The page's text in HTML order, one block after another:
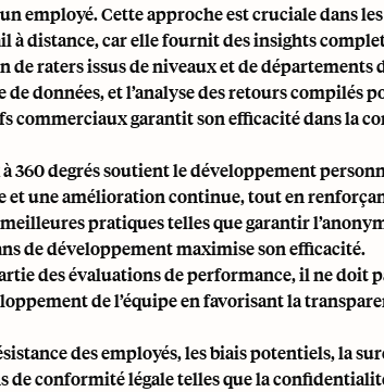
employé. Cette approche est cruciale dans les
à distance, car elle fournit des insights
de raters issus de niveaux et de
données, et l’analyse des retours compilés
commerciaux garantit son efficacité dans la
360 degrés soutient le développement
une amélioration continue, tout en
pratiques telles que garantir
de développement maximise son efficacité.
des évaluations de performance, il ne doit
de l’équipe en favorisant la
des employés, les biais potentiels, la
conformité légale telles que la